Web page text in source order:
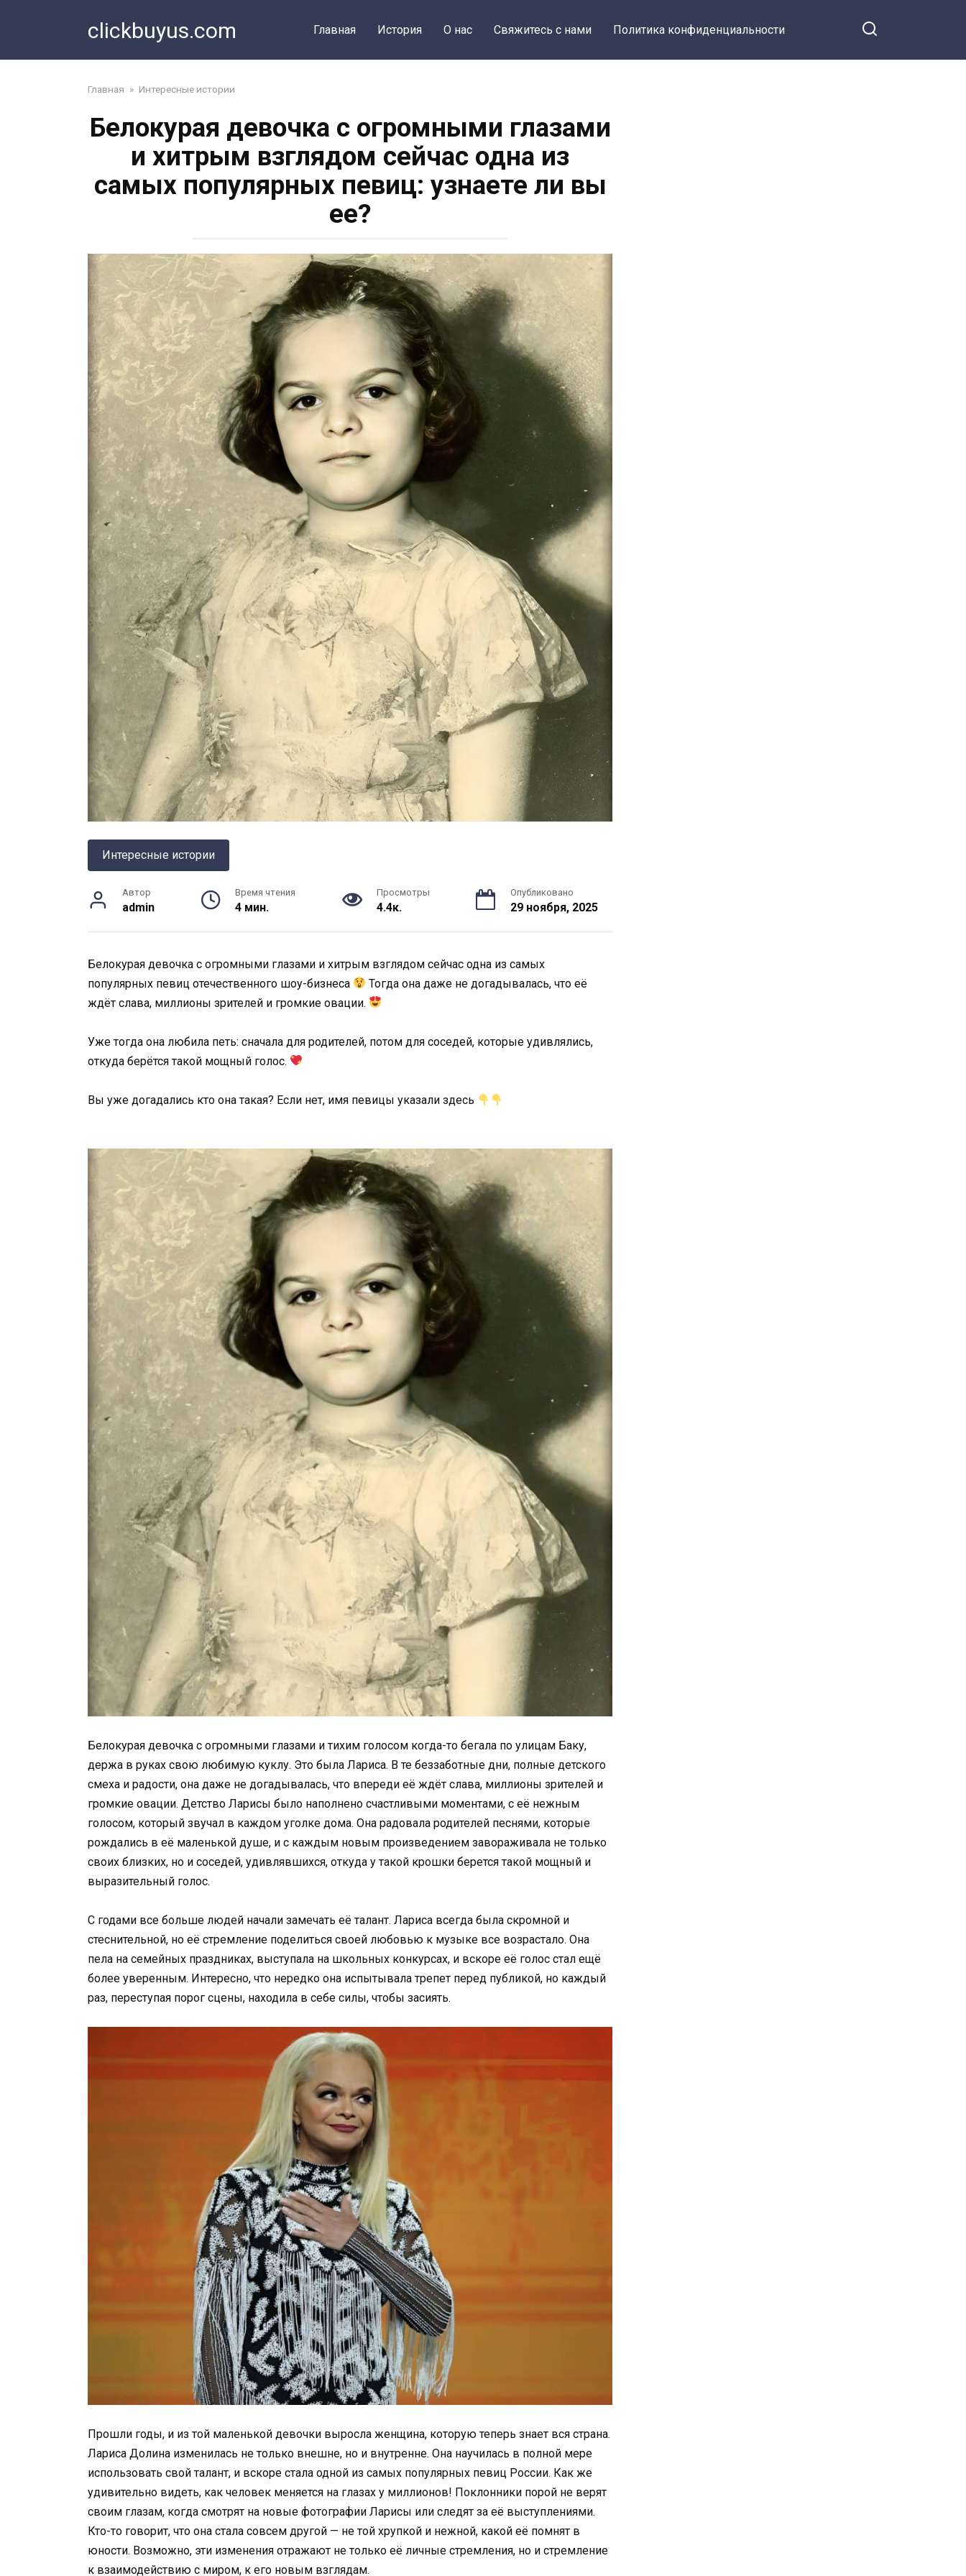
clickbuyus.com Главная История О нас Свяжитесь с нами Политика конфиденциальности
Главная » Интересные истории
Белокурая девочка с огромными глазами
и хитрым взглядом сейчас одна из
самых популярных певиц: узнаете ли вы
ее?
Интересные истории
Автор
admin
Время чтения
4 мин.
Просмотры
4.4к.
Опубликовано
29 ноября, 2025
Белокурая девочка с огромными глазами и хитрым взглядом сейчас одна из самых
популярных певиц отечественного шоу-бизнеса
Тогда она даже не догадывалась, что её
ждёт слава, миллионы зрителей и громкие овации.
Уже тогда она любила петь: сначала для родителей, потом для соседей, которые удивлялись,
откуда берётся такой мощный голос.
Вы уже догадались кто она такая? Если нет, имя певицы указали здесь
Белокурая девочка с огромными глазами и тихим голосом когда-то бегала по улицам Баку,
держа в руках свою любимую куклу. Это была Лариса. В те беззаботные дни, полные детского
смеха и радости, она даже не догадывалась, что впереди её ждёт слава, миллионы зрителей и
громкие овации. Детство Ларисы было наполнено счастливыми моментами, с её нежным
голосом, который звучал в каждом уголке дома. Она радовала родителей песнями, которые
рождались в её маленькой душе, и с каждым новым произведением завораживала не только
своих близких, но и соседей, удивлявшихся, откуда у такой крошки берется такой мощный и
выразительный голос.
С годами все больше людей начали замечать её талант. Лариса всегда была скромной и
стеснительной, но её стремление поделиться своей любовью к музыке все возрастало. Она
пела на семейных праздниках, выступала на школьных конкурсах, и вскоре её голос стал ещё
более уверенным. Интересно, что нередко она испытывала трепет перед публикой, но каждый
раз, переступая порог сцены, находила в себе силы, чтобы засиять.
Прошли годы, и из той маленькой девочки выросла женщина, которую теперь знает вся страна.
Лариса Долина изменилась не только внешне, но и внутренне. Она научилась в полной мере
использовать свой талант, и вскоре стала одной из самых популярных певиц России. Как же
удивительно видеть, как человек меняется на глазах у миллионов! Поклонники порой не верят
своим глазам, когда смотрят на новые фотографии Ларисы или следят за её выступлениями.
Кто-то говорит, что она стала совсем другой — не той хрупкой и нежной, какой её помнят в
юности. Возможно, эти изменения отражают не только её личные стремления, но и стремление
к взаимодействию с миром, к его новым взглядам.